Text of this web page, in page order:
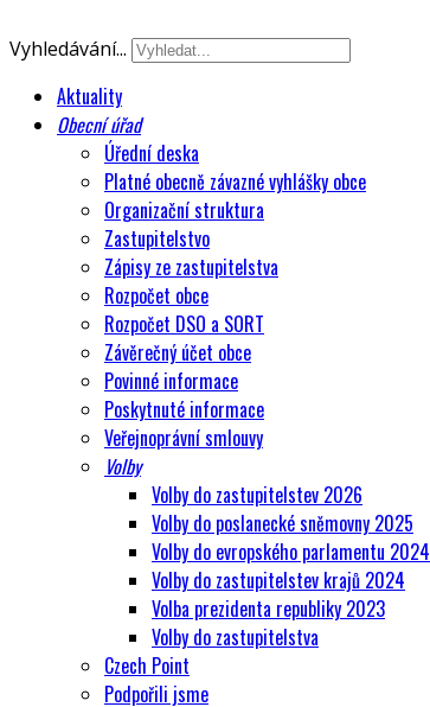
Vyhledávání...
Aktuality
Obecní úřad
Úřední deska
Platné obecně závazné vyhlášky obce
Organizační struktura
Zastupitelstvo
Zápisy ze zastupitelstva
Rozpočet obce
Rozpočet DSO a SORT
Závěrečný účet obce
Povinné informace
Poskytnuté informace
Veřejnoprávní smlouvy
Volby
Volby do zastupitelstev 2026
Volby do poslanecké sněmovny 2025
Volby do evropského parlamentu 2024
Volby do zastupitelstev krajů 2024
Volba prezidenta republiky 2023
Volby do zastupitelstva
Czech Point
Podpořili jsme